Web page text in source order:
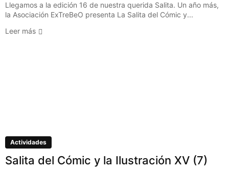
Llegamos a la edición 16 de nuestra querida Salita. Un año más,
la Asociación ExTreBeO presenta La Salita del Cómic y...
Leer más
Actividades
Salita del Cómic y la Ilustración XV (7)